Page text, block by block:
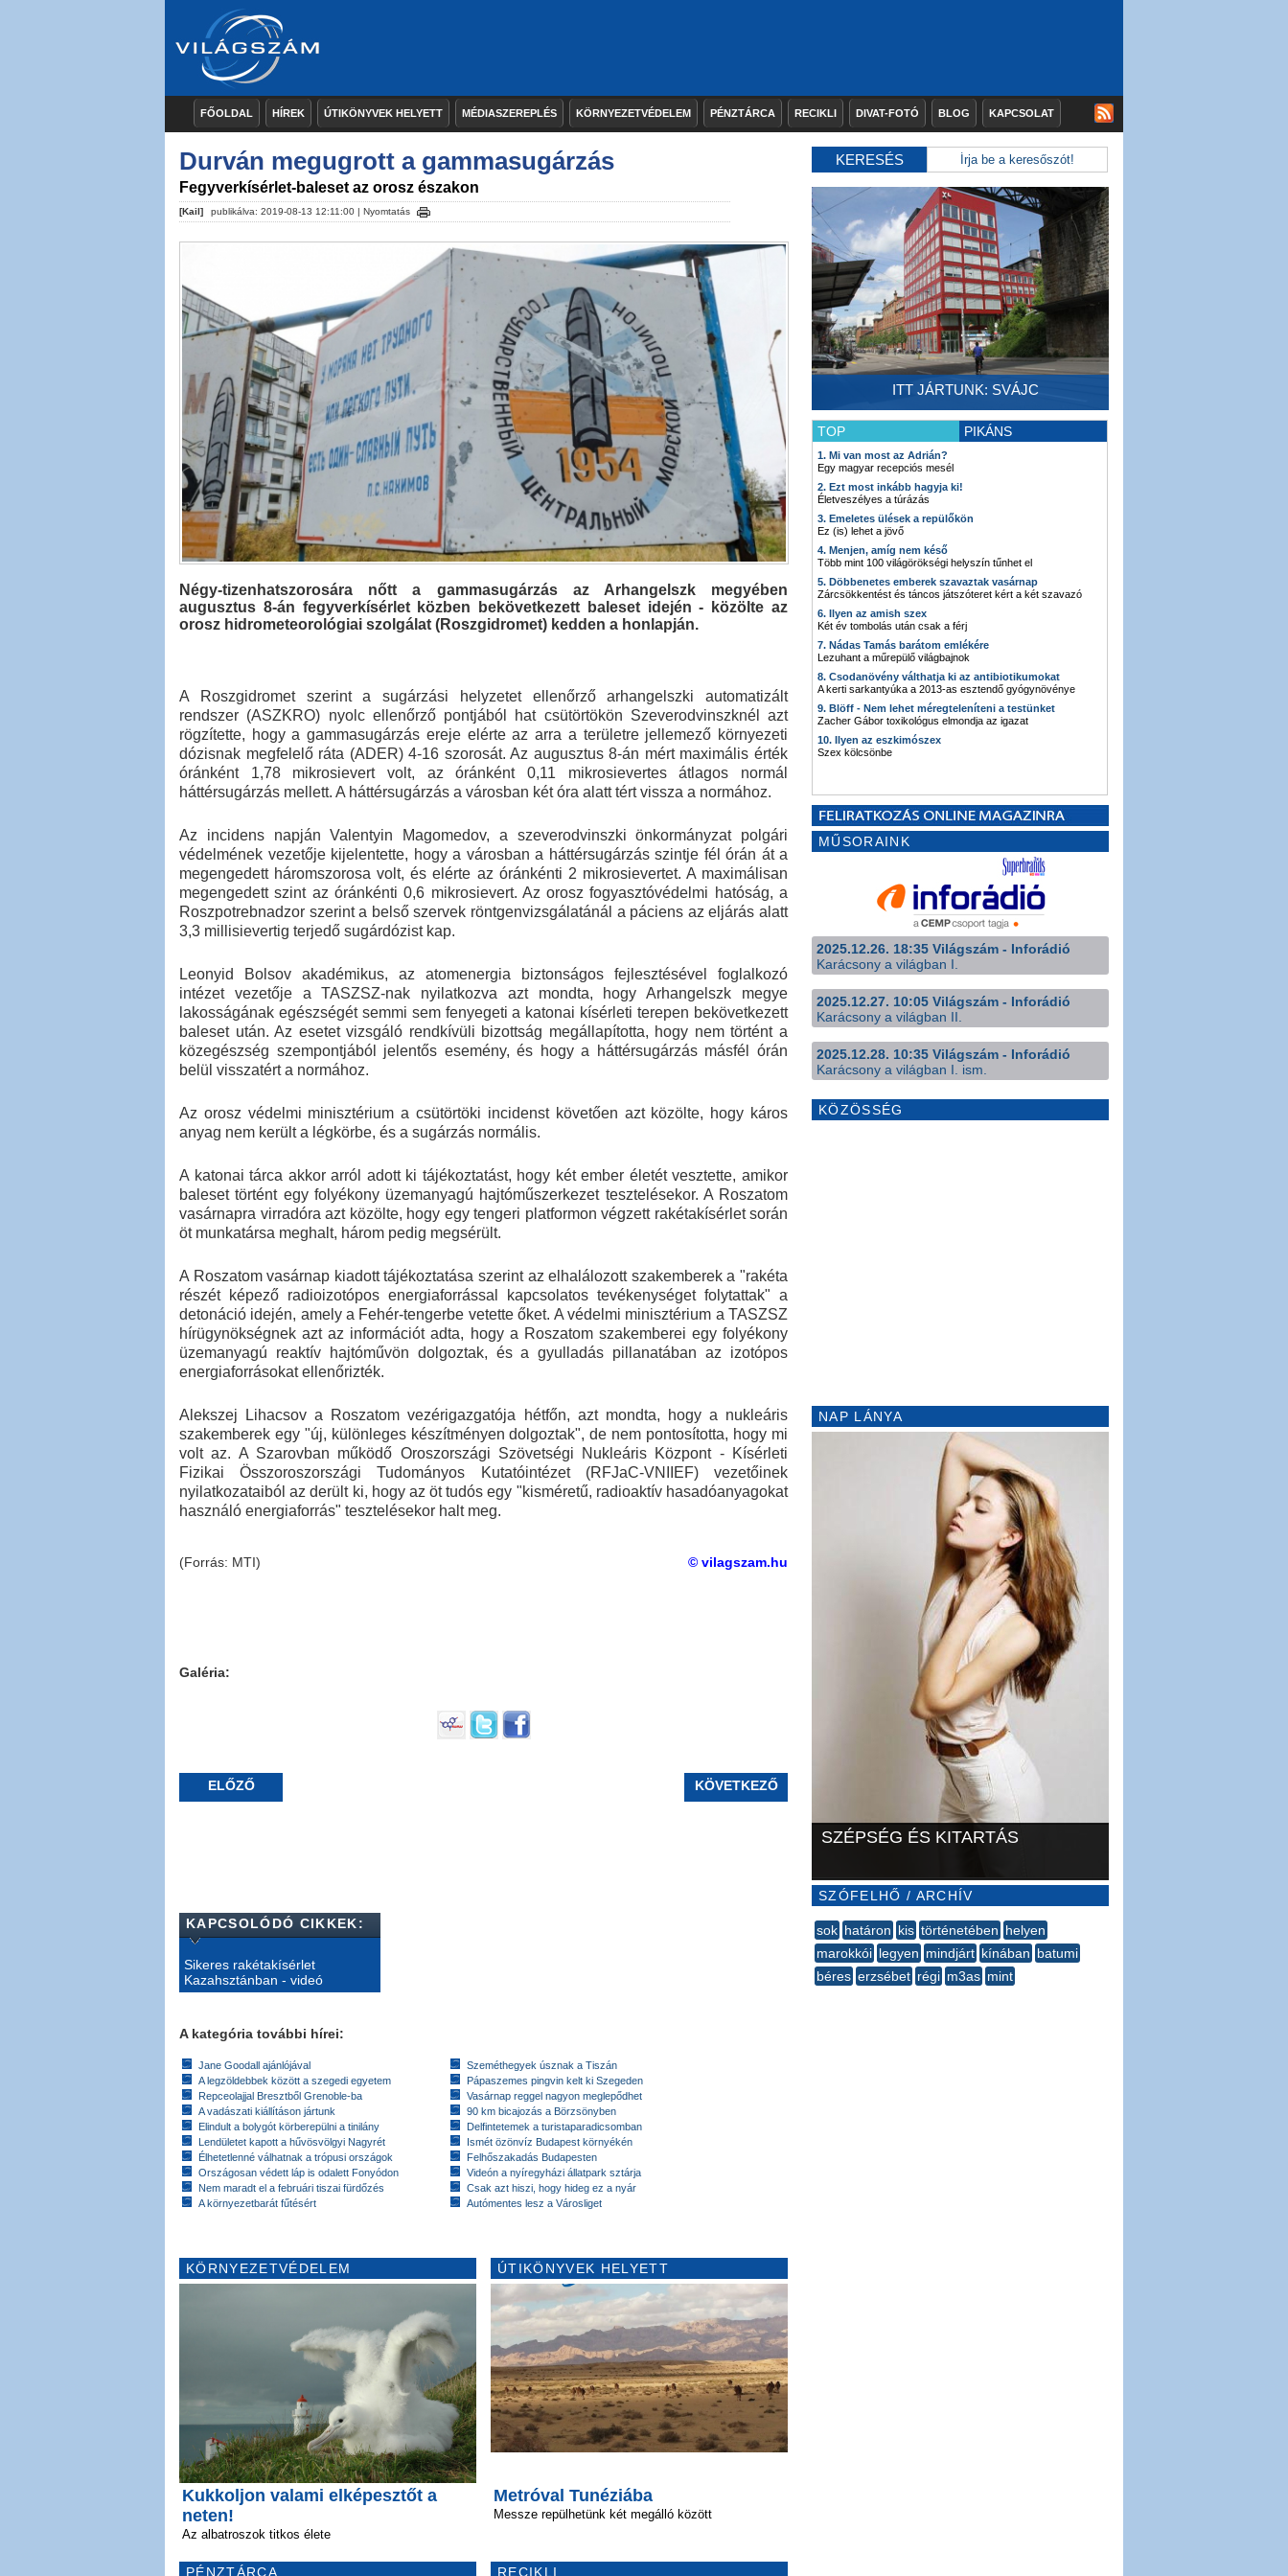
FŐOLDAL HÍREK ÚTIKÖNYVEK HELYETT MÉDIASZEREPLÉS KÖRNYEZETVÉDELEM PÉNZTÁRCA RECIKLI DIVAT-FOTÓ BLOG KAPCSOLAT
Durván megugrott a gammasugárzás
Fegyverkísérlet-baleset az orosz északon
[Kail] publikálva: 2019-08-13 12:11:00 | Nyomtatás
Négy-tizenhatszorosára nőtt a gammasugárzás az Arhangelszk megyében
augusztus 8-án fegyverkísérlet közben bekövetkezett baleset idején - közölte az
orosz hidrometeorológiai szolgálat (Roszgidromet) kedden a honlapján.
A Roszgidromet szerint a sugárzási helyzetet ellenőrző arhangelszki automatizált
rendszer (ASZKRO) nyolc ellenőrző pontjából hat csütörtökön Szeverodvinszknél azt
rögzítette, hogy a gammasugárzás ereje elérte az arra a területre jellemező környezeti
dózisnak megfelelő ráta (ADER) 4-16 szorosát. Az augusztus 8-án mért maximális érték
óránként 1,78 mikrosievert volt, az óránként 0,11 mikrosievertes átlagos normál
háttérsugárzás mellett. A háttérsugárzás a városban két óra alatt tért vissza a normához.
Az incidens napján Valentyin Magomedov, a szeverodvinszki önkormányzat polgári
védelmének vezetője kijelentette, hogy a városban a háttérsugárzás szintje fél órán át a
megengedett háromszorosa volt, és elérte az óránkénti 2 mikrosievertet. A maximálisan
megengedett szint az óránkénti 0,6 mikrosievert. Az orosz fogyasztóvédelmi hatóság, a
Roszpotrebnadzor szerint a belső szervek röntgenvizsgálatánál a páciens az eljárás alatt
3,3 millisievertig terjedő sugárdózist kap.
Leonyid Bolsov akadémikus, az atomenergia biztonságos fejlesztésével foglalkozó
intézet vezetője a TASZSZ-nak nyilatkozva azt mondta, hogy Arhangelszk megye
lakosságának egészségét semmi sem fenyegeti a katonai kísérleti terepen bekövetkezett
baleset után. Az esetet vizsgáló rendkívüli bizottság megállapította, hogy nem történt a
közegészség szempontjából jelentős esemény, és hogy a háttérsugárzás másfél órán
belül visszatért a normához.
Az orosz védelmi minisztérium a csütörtöki incidenst követően azt közölte, hogy káros
anyag nem került a légkörbe, és a sugárzás normális.
A katonai tárca akkor arról adott ki tájékoztatást, hogy két ember életét vesztette, amikor
baleset történt egy folyékony üzemanyagú hajtóműszerkezet tesztelésekor. A Roszatom
vasárnapra virradóra azt közölte, hogy egy tengeri platformon végzett rakétakísérlet során
öt munkatársa meghalt, három pedig megsérült.
A Roszatom vasárnap kiadott tájékoztatása szerint az elhalálozott szakemberek a "rakéta
részét képező radioizotópos energiaforrással kapcsolatos tevékenységet folytattak" a
detonáció idején, amely a Fehér-tengerbe vetette őket. A védelmi minisztérium a TASZSZ
hírügynökségnek azt az információt adta, hogy a Roszatom szakemberei egy folyékony
üzemanyagú reaktív hajtóművön dolgoztak, és a gyulladás pillanatában az izotópos
energiaforrásokat ellenőrizték.
Alekszej Lihacsov a Roszatom vezérigazgatója hétfőn, azt mondta, hogy a nukleáris
szakemberek egy "új, különleges készítményen dolgoztak", de nem pontosította, hogy mi
volt az. A Szarovban működő Oroszországi Szövetségi Nukleáris Központ - Kísérleti
Fizikai Összoroszországi Tudományos Kutatóintézet (RFJaC-VNIIEF) vezetőinek
nyilatkozataiból az derült ki, hogy az öt tudós egy "kisméretű, radioaktív hasadóanyagokat
használó energiaforrás" tesztelésekor halt meg.
© vilagszam.hu
(Forrás: MTI)
Galéria:
ELŐZŐ KÖVETKEZŐ
KAPCSOLÓDÓ CIKKEK:
Sikeres rakétakísérlet
Kazahsztánban - videó
A kategória további hírei:
Jane Goodall ajánlójával
A legzöldebbek között a szegedi egyetem
Repceolajjal Bresztből Grenoble-ba
A vadászati kiállításon jártunk
Elindult a bolygót körberepülni a tinilány
Lendületet kapott a hűvösvölgyi Nagyrét
Élhetetlenné válhatnak a trópusi országok
Országosan védett láp is odalett Fonyódon
Nem maradt el a februári tiszai fürdőzés
A környezetbarát fűtésért
Szeméthegyek úsznak a Tiszán
Pápaszemes pingvin kelt ki Szegeden
Vasárnap reggel nagyon meglepődhet
90 km bicajozás a Börzsönyben
Delfintetemek a turistaparadicsomban
Ismét özönvíz Budapest környékén
Felhőszakadás Budapesten
Videón a nyíregyházi állatpark sztárja
Csak azt hiszi, hogy hideg ez a nyár
Autómentes lesz a Városliget
KÖRNYEZETVÉDELEM
Kukkoljon valami elképesztőt a
neten!
Az albatroszok titkos élete
PÉNZTÁRCA
ÚTIKÖNYVEK HELYETT
Metróval Tunéziába
Messze repülhetünk két megálló között
RECIKLI
KERESÉS
ITT JÁRTUNK: SVÁJC
TOP PIKÁNS
1. Mi van most az Adrián?
Egy magyar recepciós mesél
2. Ezt most inkább hagyja ki!
Életveszélyes a túrázás
3. Emeletes ülések a repülőkön
Ez (is) lehet a jövő
4. Menjen, amíg nem késő
Több mint 100 világörökségi helyszín tűnhet el
5. Döbbenetes emberek szavaztak vasárnap
Zárcsökkentést és táncos játszóteret kért a két szavazó
6. Ilyen az amish szex
Két év tombolás után csak a férj
7. Nádas Tamás barátom emlékére
Lezuhant a műrepülő világbajnok
8. Csodanövény válthatja ki az antibiotikumokat
A kerti sarkantyúka a 2013-as esztendő gyógynövénye
9. Blöff - Nem lehet méregteleníteni a testünket
Zacher Gábor toxikológus elmondja az igazat
10. Ilyen az eszkimószex
Szex kölcsönbe
MŰSORAINK
2025.12.26. 18:35 Világszám - Inforádió
Karácsony a világban I.
2025.12.27. 10:05 Világszám - Inforádió
Karácsony a világban II.
2025.12.28. 10:35 Világszám - Inforádió
Karácsony a világban I. ism.
KÖZÖSSÉG
NAP LÁNYA
SZÉPSÉG ÉS KITARTÁS
SZÓFELHŐ / ARCHÍV
sok határon kis történetében helyen
marokkói legyen mindjárt kínában batumi
béres erzsébet régi m3as mint